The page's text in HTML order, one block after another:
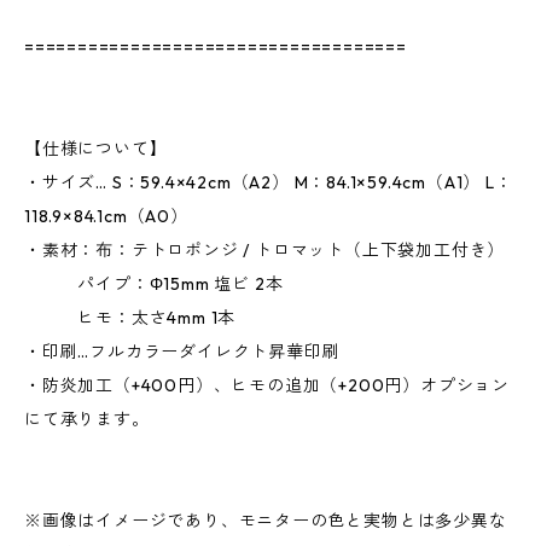
====================================
【仕様について】
・サイズ… S：59.4×42cm（A2） M：84.1×59.4cm（A1） L：
118.9×84.1cm（A0）
・素材：布：テトロポンジ / トロマット（上下袋加工付き）
パイプ：Φ15mm 塩ビ 2本
ヒモ：太さ4mm 1本
・印刷…フルカラーダイレクト昇華印刷
・防炎加工（+400円）、ヒモの追加（+200円）オプション
にて承ります。
※画像はイメージであり、モニターの色と実物とは多少異な